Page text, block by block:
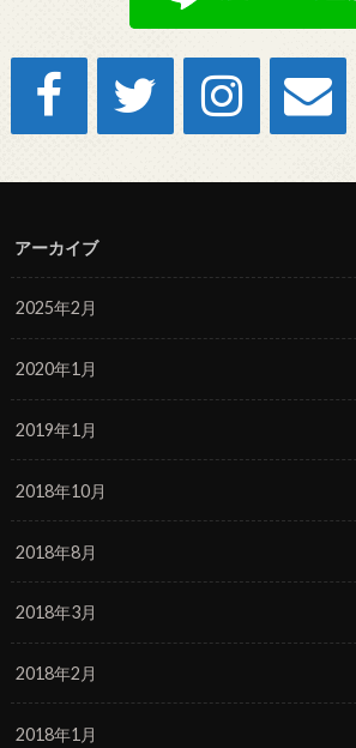
アーカイブ
2025年2月
2020年1月
2019年1月
2018年10月
2018年8月
2018年3月
2018年2月
2018年1月